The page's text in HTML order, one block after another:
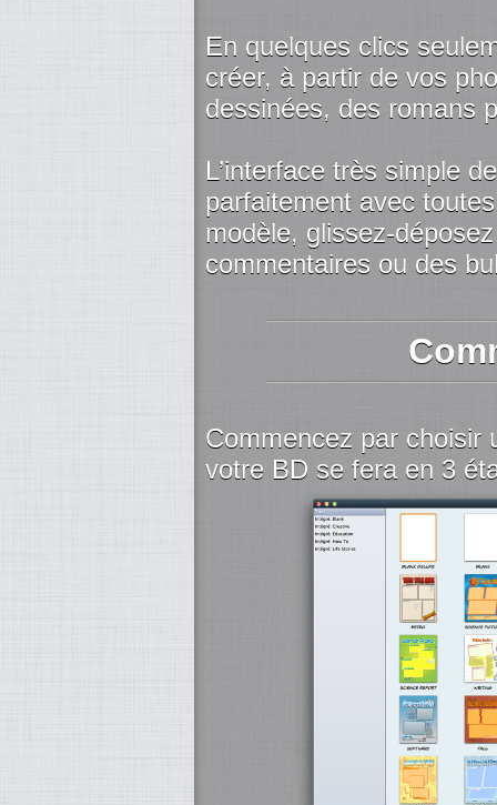
En quelques clics
créer, à partir de vos
dessinées, des romans
L’interface très simple
parfaitement avec
modèle, glissez-
commentaires ou des
Commencez par choisir
votre BD se fera en 3